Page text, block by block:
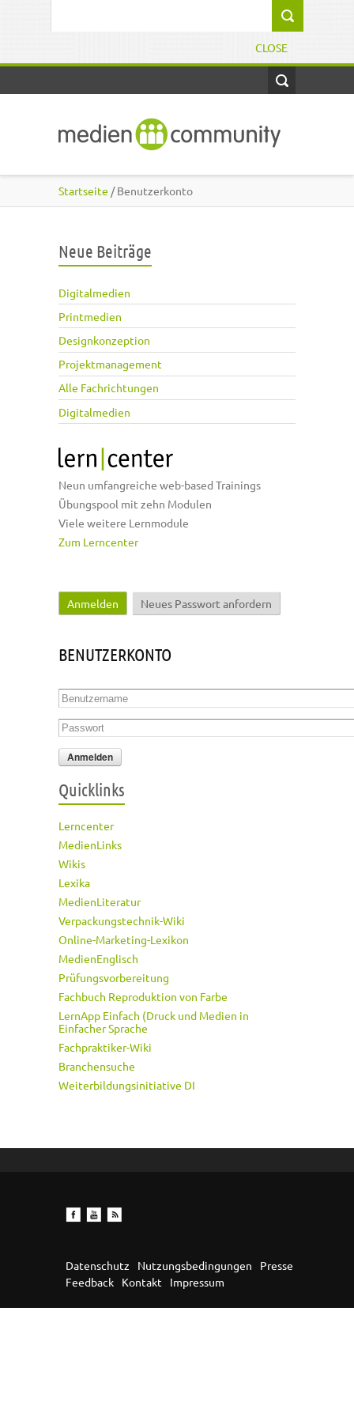
CLOSE
Startseite / Benutzerkonto
Neue Beiträge
Digitalmedien
Printmedien
Designkonzeption
Projektmanagement
Alle Fachrichtungen
Digitalmedien
Neun umfangreiche web-based Trainings
Übungspool mit zehn Modulen
Viele weitere Lernmodule
Zum Lerncenter
Haupt-Reiter
Anmelden (aktiver Reiter)
Neues Passwort anfordern
BENUTZERKONTO
Benutzername
Passwort
Quicklinks
Lerncenter
MedienLinks
Wikis
Lexika
MedienLiteratur
Verpackungstechnik-Wiki
Online-Marketing-Lexikon
MedienEnglisch
Prüfungsvorbereitung
Fachbuch Reproduktion von Farbe
LernApp Einfach (Druck und Medien in
Einfacher Sprache
Fachpraktiker-Wiki
Branchensuche
Weiterbildungsinitiative DI
Datenschutz Nutzungsbedingungen
Presse
Feedback
Kontakt Impressum